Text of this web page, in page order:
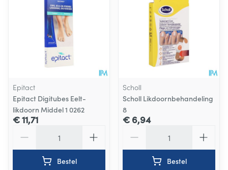
Epitact
Epitact Digitubes Eelt-
likdoorn Middel 1 0262
€ 11,71
Bestel
Scholl
Scholl Likdoornbehandeling
8
€ 6,94
Bestel